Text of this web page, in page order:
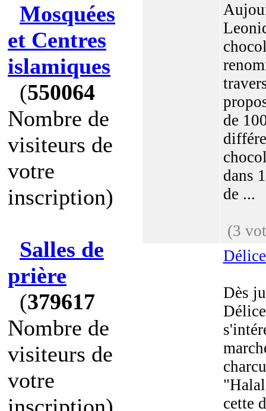
Mosquées
et Centres
islamiques
(550064
Nombre de
visiteurs de
votre
inscription)
Salles de
prière
(379617
Nombre de
visiteurs de
votre
de
dans
de ...
(3
Dès
cette